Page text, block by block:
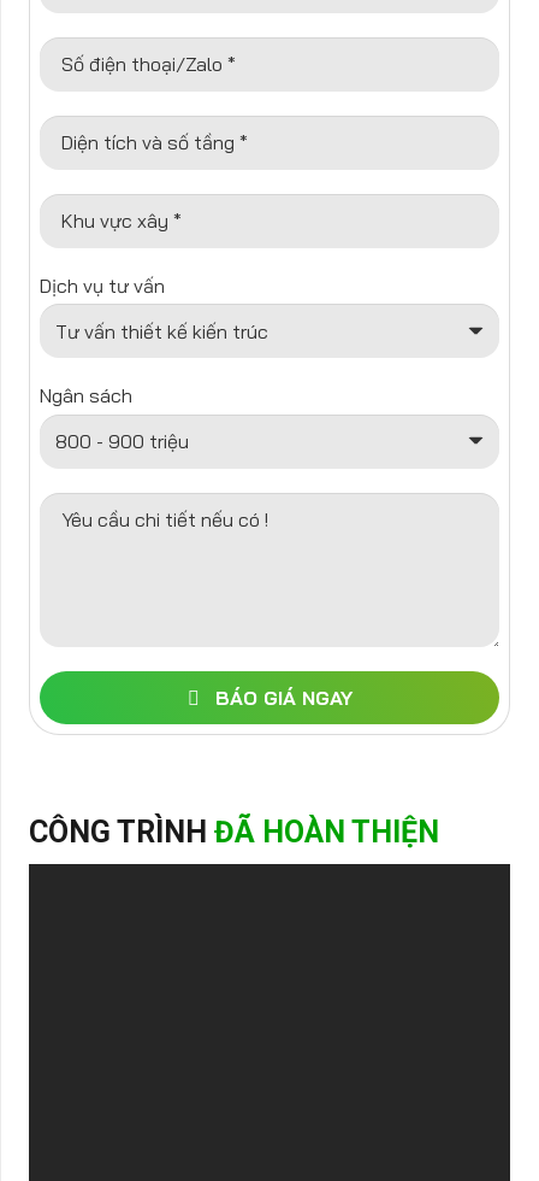
Số điện thoại/Zalo *
Diện tích và số tầng *
Khu vực xây *
Dịch vụ tư vấn
Ngân sách
Yêu cầu chi tiết nếu có !
BÁO GIÁ NGAY
CÔNG TRÌNH ĐÃ HOÀN THIỆN